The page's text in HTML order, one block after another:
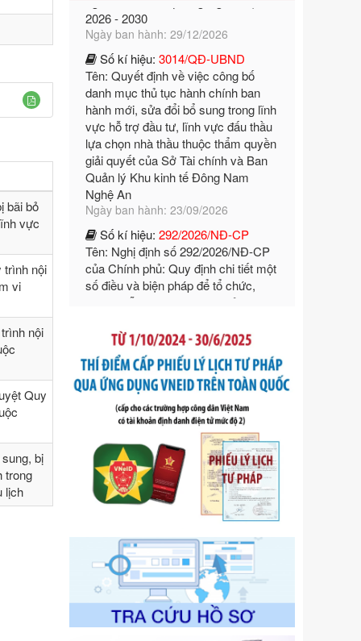
bãi bỏ
vực
trình nội
vi
nội
Quy
bị
trong
lịch
Số kí hiệu:
3014/QĐ-UBND
Tên: Quyết định về việc công bố
danh mục thủ tục hành chính ban
hành mới, sửa đổi bổ sung trong lĩnh
vực hỗ trợ đầu tư, lĩnh vực đấu thầu
lựa chọn nhà thầu thuộc thẩm quyền
giải quyết của Sở Tài chính và Ban
Quản lý Khu kinh tế Đông Nam
Nghệ An
Ngày ban hành: 23/09/2026
Số kí hiệu:292/2026/NĐ-CP
Tên: Nghị định số 292/2026/NĐ-CP
của Chính phủ: Quy định chi tiết một
số điều và biện pháp để tổ chức,
hướng dẫn thi hành Luật Quản lý
ngoại thương
Ngày ban hành: 21/07/2026
Tên: Nghị định số 292/2026/NĐ-CP
của Chính phủ: Quy định chi tiết một
số điều và biện pháp để tổ chức,
hướng dẫn thi hành Luật Quản lý
ngoại thương
Ngày ban hành: 21/07/2026
105/2026/TT-BTC
Tên: Thông tư số 105/2026/TT-BTC
của Bộ Tài chính: Bãi bỏ Thông tư số
87/2019/TT- BТC ngày 19 tháng 12
năm 2019 của Bộ trưởng Bộ Tài
chính hướng dẫn thực hiện xử phạt
vi phạm hành chính trong lĩnh vực
kho bạc nhà nước
Ngày ban hành: 21/07/2026
Số kí hiệu:291/2026/NĐ-CP
Tên: Nghị định số 291/2026/NĐ-CP
của Chính phủ: Sửa đổi, bổ sung